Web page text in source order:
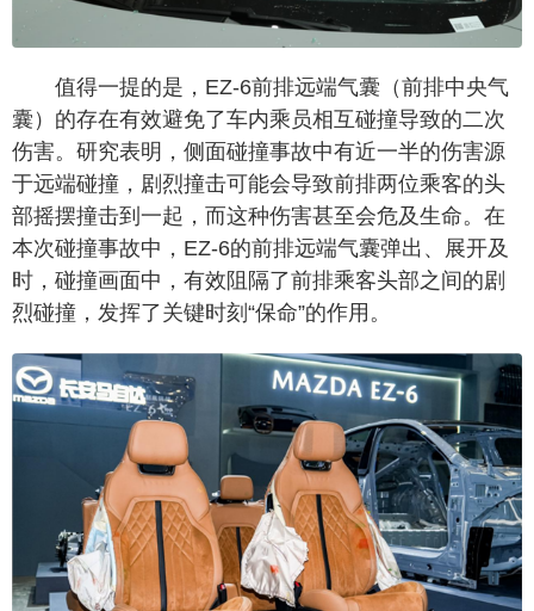
值得一提的是，EZ-6前排远端气囊（前排中央气
囊）的存在有效避免了车内乘员相互碰撞导致的二次
伤害。研究表明，侧面碰撞事故中有近一半的伤害源
于远端碰撞，剧烈撞击可能会导致前排两位乘客的头
部摇摆撞击到一起，而这种伤害甚至会危及生命。在
本次碰撞事故中，EZ-6的前排远端气囊弹出、展开及
时，碰撞画面中，有效阻隔了前排乘客头部之间的剧
烈碰撞，发挥了关键时刻“保命”的作用。